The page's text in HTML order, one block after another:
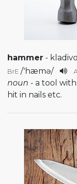
hammer -
BrE /'hæmə/
noun - a tool
hit in nails etc.